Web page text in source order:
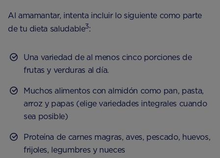
Al amamantar, intenta incluir lo siguiente como parte
de tu dieta saludable3:
Una variedad de al menos cinco porciones de
frutas y verduras al día.
Muchos alimentos con almidón como pan, pasta,
arroz y papas (elige variedades integrales cuando
sea posible)
Proteína de carnes magras, aves, pescado, huevos,
frijoles, legumbres y nueces